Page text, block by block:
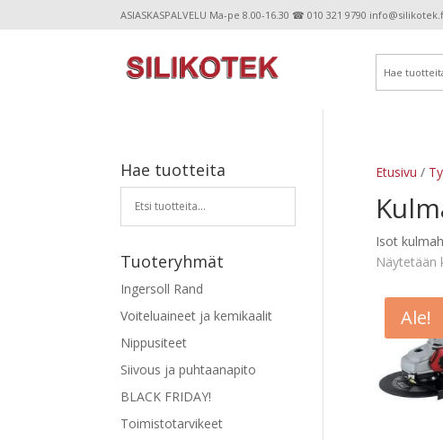
ASIASKASPALVELU Ma-pe 8.00-16.30 ☎ 010 321 9790
Etusivu /
Isot
Näytetään
Ale!
Hae tuotteita
Tuoteryhmät
Ingersoll Rand
Voiteluaineet ja kemikaalit
Nippusiteet
Siivous ja puhtaanapito
BLACK FRIDAY!
Toimistotarvikeet